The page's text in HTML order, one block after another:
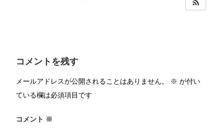
コメントを残す
メールアドレスが公開されることはありません。 ※ が付い
ている欄は必須項目です
コメント ※